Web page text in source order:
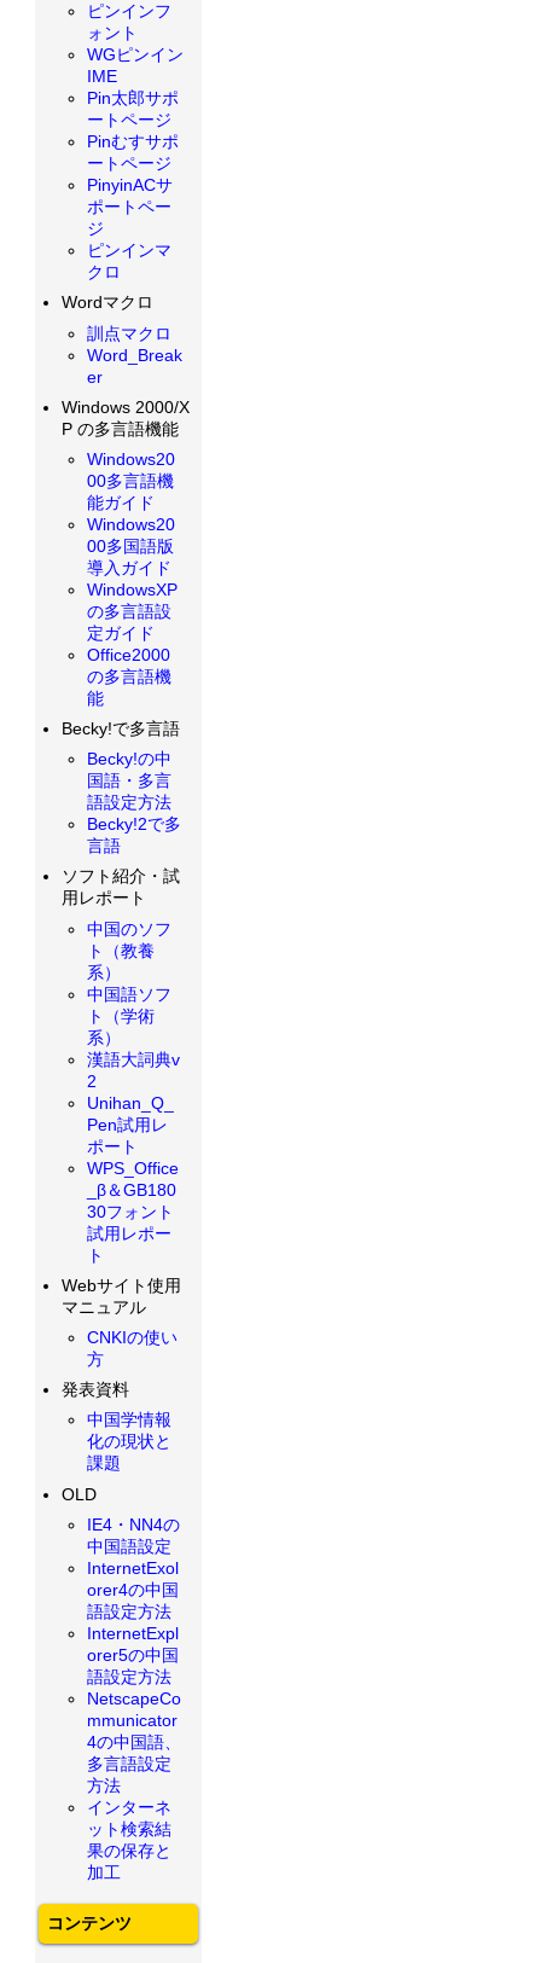
ピンインフ
ォント
WGピンイン
IME
Pin太郎サポ
ートページ
Pinむすサポ
ートページ
PinyinACサ
ポートペー
ジ
ピンインマ
クロ
Wordマクロ
訓点マクロ
Word_Break
er
Windows 2000/X
P の多言語機能
Windows20
00多言語機
能ガイド
Windows20
00多国語版
導入ガイド
WindowsXP
の多言語設
定ガイド
Office2000
の多言語機
能
Becky!で多言語
Becky!の中
国語・多言
語設定方法
Becky!2で多
言語
ソフト紹介・試
用レポート
中国のソフ
ト（教養
系）
中国語ソフ
ト（学術
系）
漢語大詞典v
2
Unihan_Q_
Pen試用レ
ポート
WPS_Office
_β＆GB180
30フォント
試用レポー
ト
Webサイト使用
マニュアル
CNKIの使い
方
発表資料
中国学情報
化の現状と
課題
OLD
IE4・NN4の
中国語設定
InternetExol
orer4の中国
語設定方法
InternetExpl
orer5の中国
語設定方法
NetscapeCo
mmunicator
4の中国語、
多言語設定
方法
インターネ
ット検索結
果の保存と
加工
コンテンツ